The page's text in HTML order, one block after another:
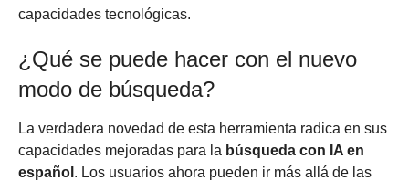
capacidades tecnológicas.
¿Qué se puede hacer con el nuevo
modo de búsqueda?
La verdadera novedad de esta herramienta radica en sus
capacidades mejoradas para la búsqueda con IA en
español . Los usuarios ahora pueden ir más allá de las